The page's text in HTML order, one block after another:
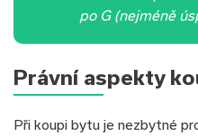
po G (nejméně
Právní aspekty
Při koupi bytu je nezbytné